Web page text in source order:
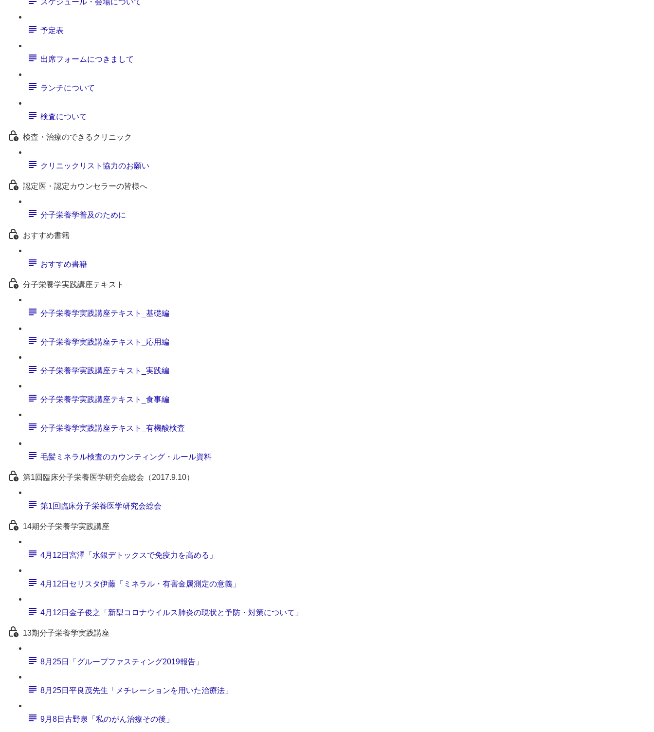
スケジュール・会場について
予定表
出席フォームにつきまして
ランチについて
検査について
検査・治療のできるクリニック
クリニックリスト協力のお願い
認定医・認定カウンセラーの皆様へ
分子栄養学普及のために
おすすめ書籍
おすすめ書籍
分子栄養学実践講座テキスト
分子栄養学実践講座テキスト_基礎編
分子栄養学実践講座テキスト_応用編
分子栄養学実践講座テキスト_実践編
分子栄養学実践講座テキスト_食事編
分子栄養学実践講座テキスト_有機酸検査
毛髪ミネラル検査のカウンティング・ルール資料
第1回臨床分子栄養医学研究会総会（2017.9.10）
第1回臨床分子栄養医学研究会総会
14期分子栄養学実践講座
4月12日宮澤「水銀デトックスで免疫力を高める」
4月12日セリスタ伊藤「ミネラル・有害金属測定の意義」
4月12日金子俊之「新型コロナウイルス肺炎の現状と予防・対策について」
13期分子栄養学実践講座
8月25日「グループファスティング2019報告」
8月25日平良茂先生「メチレーションを用いた治療法」
9月8日古野泉「私のがん治療その後」